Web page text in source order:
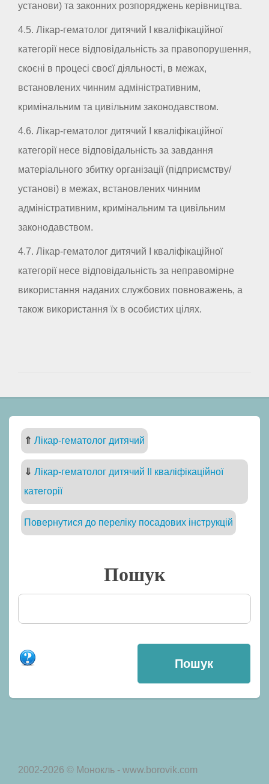
установи) та законних розпоряджень керівництва.
4.5. Лікар-гематолог дитячий I кваліфікаційної
категорії несе відповідальність за правопорушення,
скоєні в процесі своєї діяльності, в межах,
встановлених чинним адміністративним,
кримінальним та цивільним законодавством.
4.6. Лікар-гематолог дитячий I кваліфікаційної
категорії несе відповідальність за завдання
матеріального збитку організації (підприємству/
установі) в межах, встановлених чинним
адміністративним, кримінальним та цивільним
законодавством.
4.7. Лікар-гематолог дитячий I кваліфікаційної
категорії несе відповідальність за неправомірне
використання наданих службових повноважень, а
також використання їх в особистих цілях.
⇑ Лікар-гематолог дитячий
⇓ Лікар-гематолог дитячий II кваліфікаційної
категорії
Повернутися до переліку посадових інструкцій
Пошук
2002-2026 © Монокль - www.borovik.com